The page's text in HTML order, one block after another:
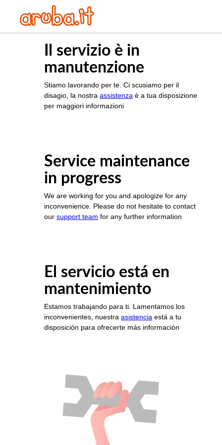
Il servizio è in
manutenzione
Stiamo lavorando per te. Ci scusiamo per il
disagio, la nostra assistenza è a tua disposizione
per maggiori informazioni
Service maintenance
in progress
We are working for you and apologize for any
inconvenience. Please do not hesitate to contact
our support team for any further information
El servicio está en
mantenimiento
Estamos trabajando para ti. Lamentamos los
inconvenientes, nuestra asistencia está a tu
disposición para ofrecerte más información